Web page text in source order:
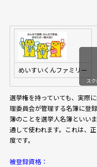
めいすいくんファミリー
ス
選挙権を持っていても、実際
理委員会が管理する名簿に登
簿のことを選挙人名簿といい
通して使われます。これは、
度です。
被登録資格：